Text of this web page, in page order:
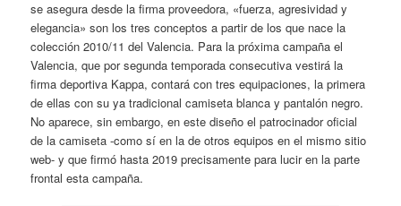
se asegura desde la firma proveedora, «fuerza, agresividad y
elegancia» son los tres conceptos a partir de los que nace la
colección 2010/11 del Valencia. Para la próxima campaña el
Valencia, que por segunda temporada consecutiva vestirá la
firma deportiva Kappa, contará con tres equipaciones, la primera
de ellas con su ya tradicional camiseta blanca y pantalón negro.
No aparece, sin embargo, en este diseño el patrocinador oficial
de la camiseta -como sí en la de otros equipos en el mismo sitio
web- y que firmó hasta 2019 precisamente para lucir en la parte
frontal esta campaña.